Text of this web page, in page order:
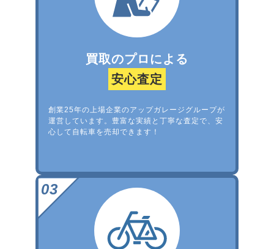
買取のプロによる
安心査定
創業25年の上場企業のアップガレージグループが
運営しています。豊富な実績と丁寧な査定で、安
心して自転車を売却できます！